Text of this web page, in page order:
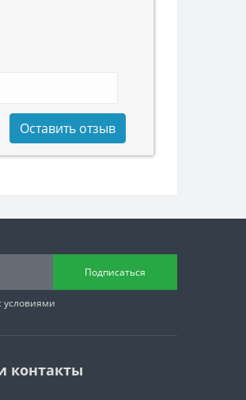
Оставить отзыв
Подписаться
условиями
контакты